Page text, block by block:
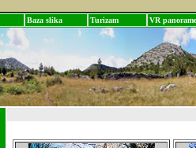
Baza slika Turizam VR panorame